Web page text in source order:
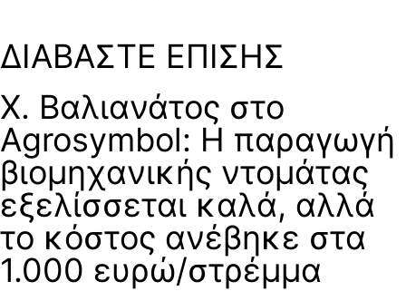
ΔΙΑΒΑΣΤΕ ΕΠΙΣΗΣ
Χ. Βαλιανάτος στο
Agrosymbol: Η παραγωγή
βιομηχανικής ντομάτας
εξελίσσεται καλά, αλλά
το κόστος ανέβηκε στα
1.000 ευρώ/στρέμμα